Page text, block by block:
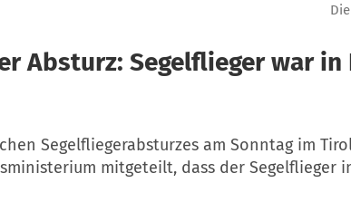
Absturz: Segelflieger war in
Segelfliegerabsturzes am Sonntag im
mitgeteilt, dass der Segelflieger